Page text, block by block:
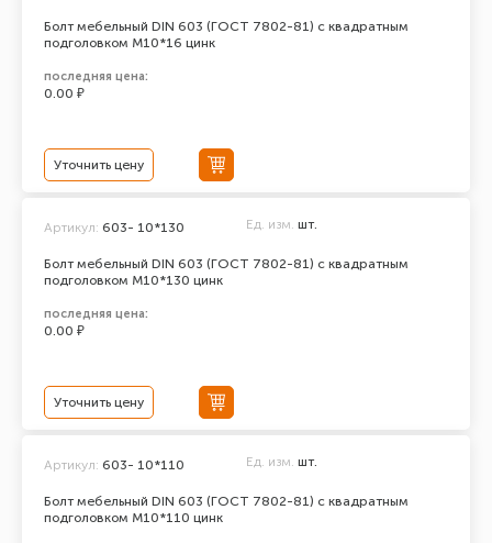
Болт мебельный DIN 603 (ГОСТ 7802-81) с квадратным
подголовком М10*16 цинк
последняя цена:
0.00 ₽
Уточнить цену
Болт мебельный DIN 603 (ГОСТ 7802-81) с квадратным
подголовком М10*130 цинк
Артикул: 603- 10*130 Ед. изм. шт.
последняя цена:
0.00 ₽
Уточнить цену
Болт мебельный DIN 603 (ГОСТ 7802-81) с квадратным
подголовком М10*110 цинк
Артикул: 603- 10*110 Ед. изм. шт.